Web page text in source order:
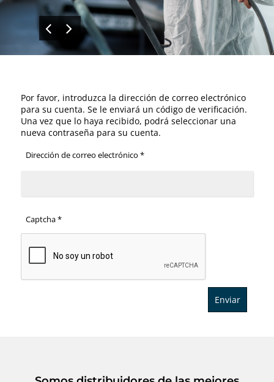
Por favor, introduzca la dirección de correo electrónico
para su cuenta. Se le enviará un código de verificación.
Una vez que lo haya recibido, podrá seleccionar una
nueva contraseña para su cuenta.
Dirección de correo electrónico *
Captcha*
Enviar